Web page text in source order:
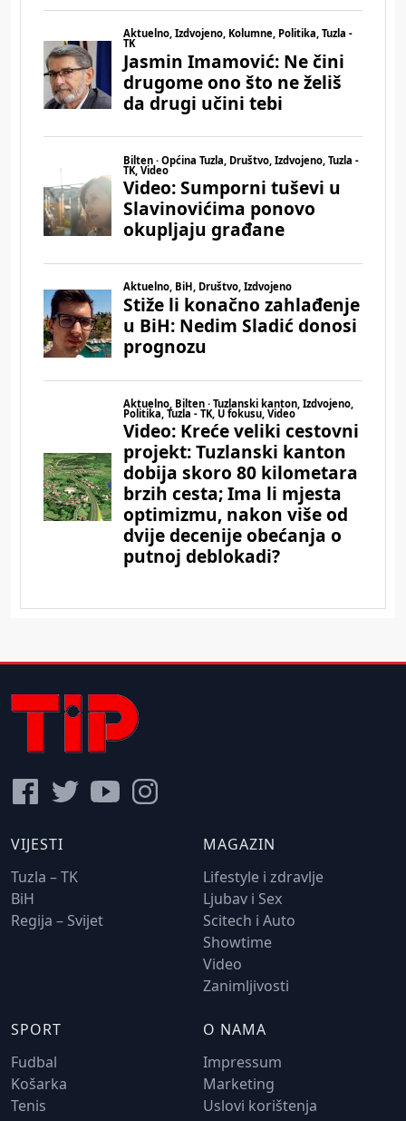
VIJESTI
Tuzla – TK
BiH
Regija – Svijet
MAGAZIN
Lifestyle i zdravlje
Ljubav i Sex
Scitech i Auto
Showtime
Video
Zanimljivosti
SPORT
Fudbal
Košarka
Tenis
O NAMA
Impressum
Marketing
Uslovi korištenja